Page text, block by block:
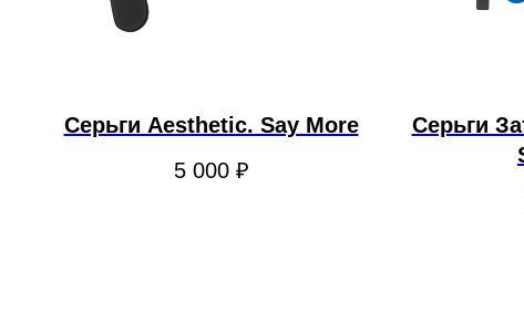
Серьги Aesthetic. Say More
5 000 ₽
Серьги